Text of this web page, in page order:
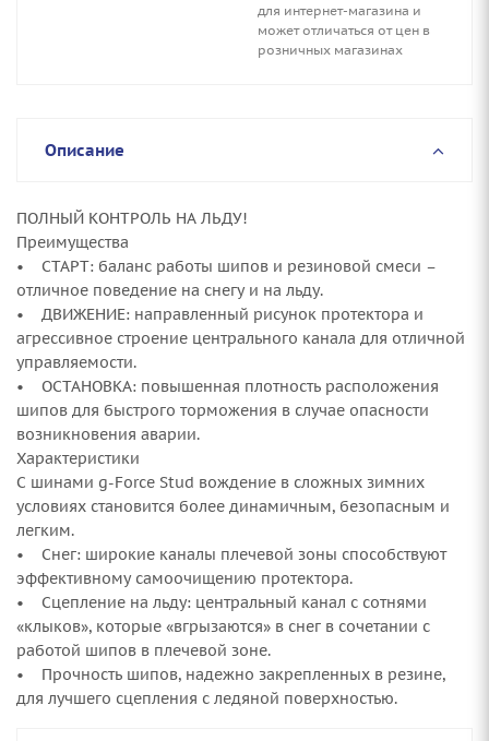
для интернет-магазина и
может отличаться от цен в
розничных магазинах
Описание
ПОЛНЫЙ КОНТРОЛЬ НА ЛЬДУ!
Преимущества
• СТАРТ: баланс работы шипов и резиновой смеси –
отличное поведение на снегу и на льду.
• ДВИЖЕНИЕ: направленный рисунок протектора и
агрессивное строение центрального канала для отличной
управляемости.
• ОСТАНОВКА: повышенная плотность расположения
шипов для быстрого торможения в случае опасности
возникновения аварии.
Характеристики
С шинами g-Force Stud вождение в сложных зимних
условиях становится более динамичным, безопасным и
легким.
• Снег: широкие каналы плечевой зоны способствуют
эффективному самоочищению протектора.
• Сцепление на льду: центральный канал с сотнями
«клыков», которые «вгрызаются» в снег в сочетании с
работой шипов в плечевой зоне.
• Прочность шипов, надежно закрепленных в резине,
для лучшего сцепления с ледяной поверхностью.